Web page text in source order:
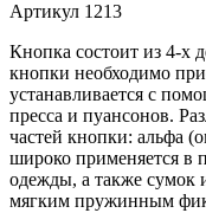
Артикул 1213
Кнопка состоит из 4-х
кнопки необходимо
устанавливается с
пресса и пуансонов.
частей кнопки: альфа
широко применяется в
одежды, а также сумок
мягким пружинным